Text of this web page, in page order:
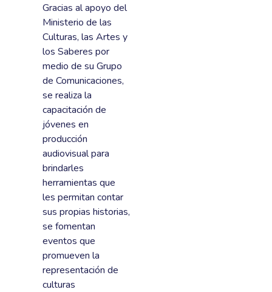
Gracias al apoyo del
Ministerio de las
Culturas, las Artes y
los Saberes por
medio de su Grupo
de Comunicaciones,
se realiza la
capacitación de
jóvenes en
producción
audiovisual para
brindarles
herramientas que
les permitan contar
sus propias historias,
se fomentan
eventos que
promueven la
representación de
culturas